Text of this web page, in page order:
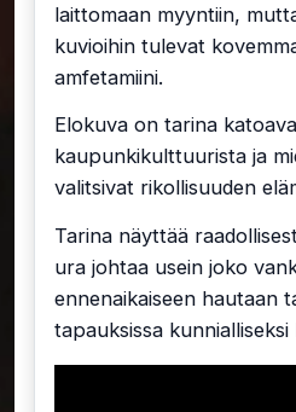
laittomaan myyntiin,
kuvioihin tulevat
amfetamiini.
Elokuva on tarina
kaupunkikulttuurista ja
valitsivat rikollisuuden
Tarina näyttää
ura johtaa usein joko
ennenaikaiseen hautaan
tapauksissa kunnialliseksi